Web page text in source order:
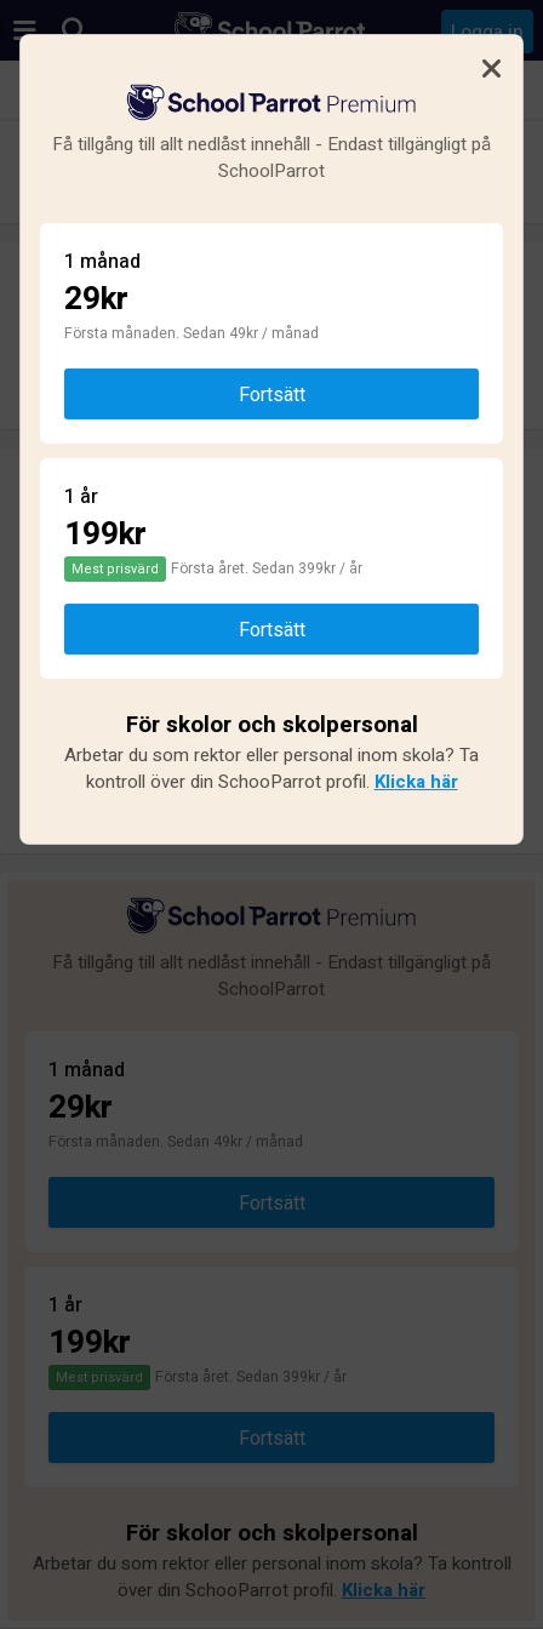
Logga in
Se alla skolor i Torsås N
Korrespondensgymnasium
Skriv ett omdöme
Skriv omdöme
Omdömen
Baserat på18omdömen och139svar
Utmärkt
Undermålig
Få tillgång till allt nedlåst innehåll - Endast tillgängligt på
SchoolParrot
1 månad
29kr
Första månaden. Sedan 49kr / månad
Fortsätt
1 år
199kr
Mest prisvärd Första året. Sedan 399kr / år
Fortsätt
För skolor och skolpersonal
Arbetar du som rektor eller personal inom skola? Ta kontroll
över din SchooParrot profil. Klicka här
Få tillgång till allt nedlåst innehåll - Endast tillgängligt på
SchoolParrot
1 månad
29kr
Första månaden. Sedan 49kr / månad
Fortsätt
1 år
199kr
Mest prisvärd Första året. Sedan 399kr / år
Fortsätt
För skolor och skolpersonal
Arbetar du som rektor eller personal inom skola? Ta
kontroll över din SchooParrot profil. Klicka här